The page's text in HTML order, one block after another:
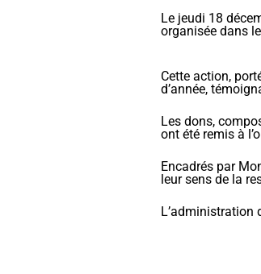
Le jeudi 18
organisée dans
Cette action,
d’année,
Les dons,
ont été remis à
Encadrés par
leur sens de la
L’administration